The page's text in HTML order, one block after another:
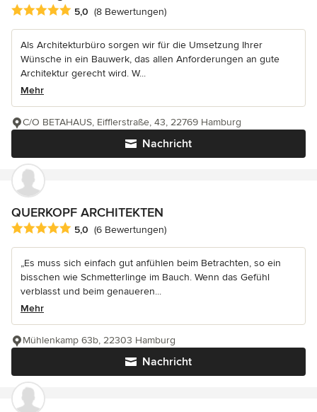
Durchschnittliche Bewertung: 5 von 5 Sternen
5,0 (8 Bewertungen)
Als Architekturbüro sorgen wir für die Umsetzung Ihrer
Wünsche in ein Bauwerk, das allen Anforderungen an gute
Architektur gerecht wird. W...
Mehr
Nachricht
C/O BETAHAUS, Eifflerstraße, 43, 22769 Hamburg
QUERKOPF ARCHITEKTEN
Durchschnittliche Bewertung: 5 von 5 Sternen
5,0 (6 Bewertungen)
„Es muss sich einfach gut anfühlen beim Betrachten, so ein
bisschen wie Schmetterlinge im Bauch. Wenn das Gefühl
verblasst und beim genaueren...
Mehr
Nachricht
Mühlenkamp 63b, 22303 Hamburg